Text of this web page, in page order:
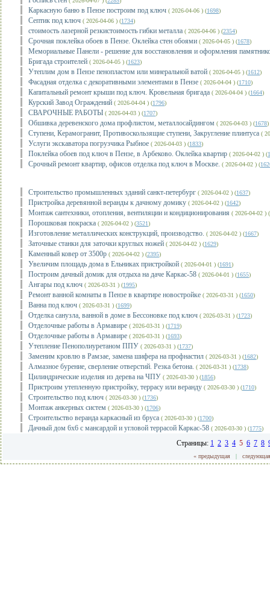
Каркасную баню в Пензе построим под ключ ( 2026-04-06 ) (1698)
Септик под ключ ( 2026-04-06 ) (1734)
стоимость лазерной резкистоимость гибки металла ( 2026-04-06 ) (2354)
Срочная поклейка обоев в Пензе. Оклейка стен обоями ( 2026-04-05 ) (1678)
Мемориальные Панели - решение для восстановления и оформления
Бригада строителей ( 2026-04-05 ) (1623)
Утеплим дом в Пензе пенопластом или минеральной ватой ( 2026-04-05 ) (1612)
Фасадная отделка с декоративными элементами в Пензе ( 2026-04-04 ) (1710)
Капитальный ремонт крыши под ключ. Кровельная бригада ( 2026-04-04 ) (1664)
Курский Завод Ограждений ( 2026-04-04 ) (1796)
СВАРОЧНЫЕ РАБОТЫ ( 2026-04-03 ) (1707)
Обшивка деревенского дома профлистом, металлосайдингом ( 2026-04-03 ) (1678)
Ступени, Керамогранит, Противоскользящие ступени, Закругление плинтуса (
Услуги экскаватора погрузчика Рыбное ( 2026-04-03 ) (1833)
Поклейка обоев под ключ в Пензе, в Арбеково. Оклейка квартир ( 2026-04-02 ) (
Срочный ремонт квартир, офисов отделка под ключ в Москве. ( 2026-04-02 ) (
Строительство промышленных зданий санкт-петербург ( 2026-04-02 ) (1637)
Пристройка деревянной веранды к дачному домику ( 2026-04-02 ) (1642)
Монтаж сантехники, отопления, вентиляции и кондиционирования ( 2026-04-02 ) (
Порошковая покраска ( 2026-04-02 ) (3521)
Изготовление металлических конструкций, производство. ( 2026-04-02 ) (1667)
Заточные станки для заточки круглых ножей ( 2026-04-02 ) (1629)
Каменный ковер от 3500р ( 2026-04-02 ) (2395)
Увеличим площадь дома в Ельниках пристройкой ( 2026-04-01 ) (1691)
Построим дачный домик для отдыха на даче Каркас-58 ( 2026-04-01 ) (1655)
Ангары под ключ ( 2026-03-31 ) (1995)
Ремонт ванной комнаты в Пензе в квартире новостройке ( 2026-03-31 ) (1650)
Ванна под ключ ( 2026-03-31 ) (1699)
Отделка санузла, ванной в доме в Бессоновке под ключ ( 2026-03-31 ) (1723)
Отделочные работы в Армавире ( 2026-03-31 ) (1719)
Отделочные работы в Армавире ( 2026-03-31 ) (1693)
Утепление Пенополиуретаном ППУ ( 2026-03-31 ) (1737)
Заменим кровлю в Рамзае, замена шифера на профнастил ( 2026-03-31 ) (1682)
Алмазное бурение, сверление отверстий. Резка бетона. ( 2026-03-31 ) (1738)
Цилиндрические изделия из дерева на ЧПУ ( 2026-03-30 ) (1856)
Пристроим утепленную пристройку, террасу или веранду ( 2026-03-30 ) (1710)
Строительство под ключ ( 2026-03-30 ) (1736)
Монтаж анкерных систем ( 2026-03-30 ) (1706)
Строительство веранда каркасный из бруса ( 2026-03-30 ) (1700)
Дачный дом 6х6 с мансардой и угловой террасой Каркас-58 ( 2026-03-30 ) (1775)
Страницы: 1 2 3 4 5 6 7 8
« предыдущая|